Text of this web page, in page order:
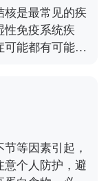
，这时患者可以
可以进行相应
核是最常见的疾
性免疫系统疾
能都有可能出
，则需要系统
免疫系统疾病
疫系统疾病进
，并进行针对
等因素引起，
意个人防护，避